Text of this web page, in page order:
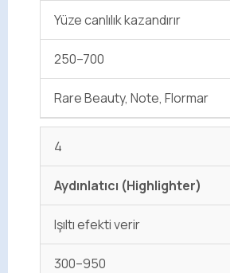
Yüze canlılık kazandırır
250–700
Rare Beauty, Note, Flormar
4
Aydınlatıcı (Highlighter)
Işıltı efekti verir
300–950